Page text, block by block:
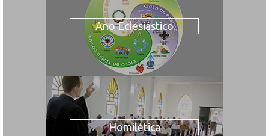
Ano Eclesiástico
Homilética